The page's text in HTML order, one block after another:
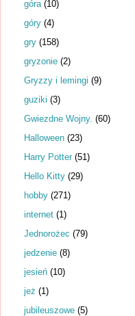
góra (10)
góry (4)
gry (158)
gryzonie (2)
Gryzzy i lemingi (9)
guziki (3)
Gwiezdne Wojny. (60)
Halloween (23)
Harry Potter (51)
Hello Kitty (29)
hobby (271)
internet (1)
Jednorożec (79)
jedzenie (8)
jesień (10)
jeż (1)
jubileuszowe (5)